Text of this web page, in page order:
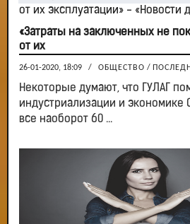
«Затраты на заключенных не
от их
26-01-2020, 18:09 / ОБЩЕСТВО /
Некоторые думают, что ГУЛАГ
индустриализации и экономике
все наоборот 60 ...